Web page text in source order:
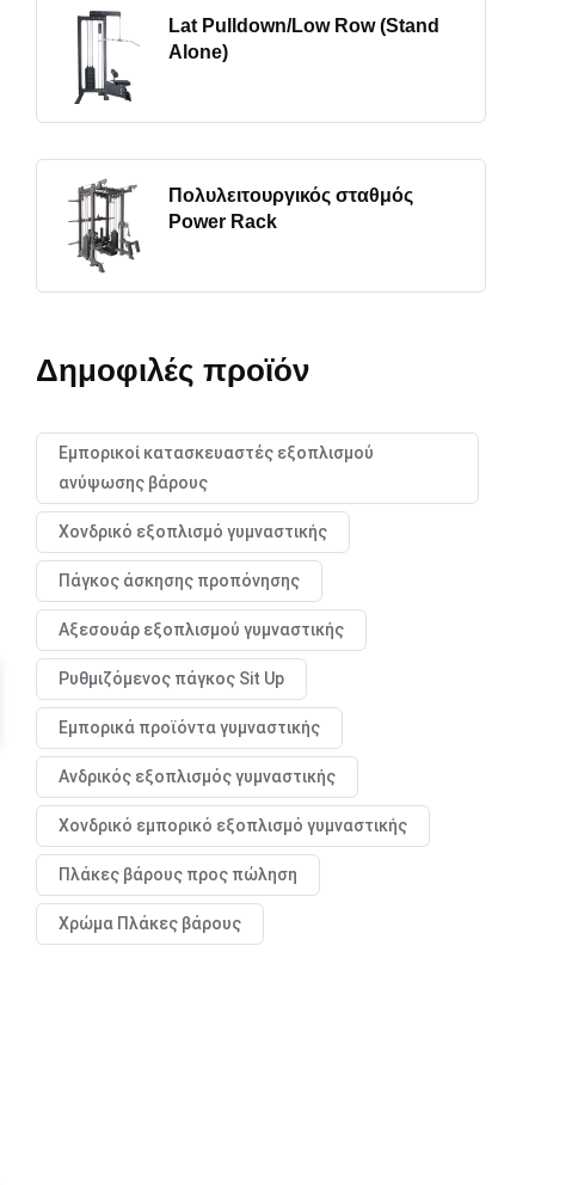
Lat Pulldown/Low Row (Stand
Alone)
Πολυλειτουργικός σταθμός
Power Rack
Δημοφιλές προϊόν
Εμπορικοί κατασκευαστές εξοπλισμού
ανύψωσης βάρους
Χονδρικό εξοπλισμό γυμναστικής
Πάγκος άσκησης προπόνησης
Αξεσουάρ εξοπλισμού γυμναστικής
Ρυθμιζόμενος πάγκος Sit Up
Εμπορικά προϊόντα γυμναστικής
Ανδρικός εξοπλισμός γυμναστικής
Χονδρικό εμπορικό εξοπλισμό γυμναστικής
Πλάκες βάρους προς πώληση
Χρώμα Πλάκες βάρους